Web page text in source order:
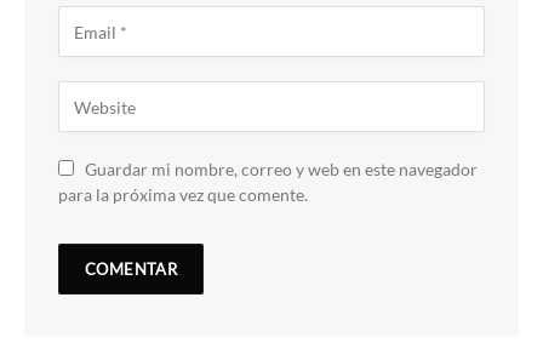
Guardar mi nombre, correo y web en este navegador
para la próxima vez que comente.